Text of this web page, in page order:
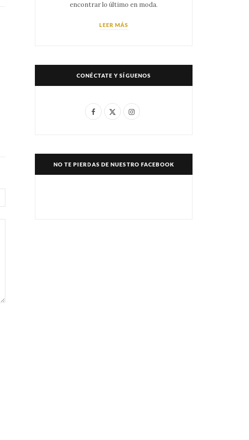
encontrar lo último en moda.
LEER MÁS
CONÉCTATE Y SÍGUENOS
F
e
X
w
I
t
NO TE PIERDAS DE NUESTRO FACEBOOK